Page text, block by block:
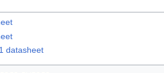
datasheet